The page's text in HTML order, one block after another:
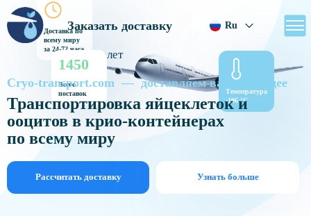
Заказать доставку Ru
Cryo-transport.com — доставляем ваше будущее
Транспортировка яйцеклеток и
ооцитов в крио-контейнерах
по всему миру
Рассчитать доставку Узнать больше
Доставка по
всему миру
за 24-72 часа
1450
Всего
поставок
Температура
-196 °C